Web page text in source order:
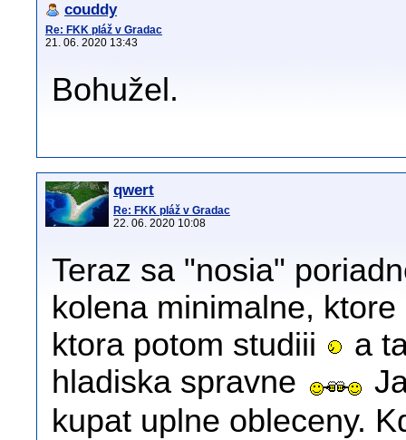
couddy
Re: FKK pláž v Gradac
21. 06. 2020 13:43
Bohužel.
qwert
Re: FKK pláž v Gradac
22. 06. 2020 10:08
Teraz sa "nosia"
kolena minimalne,
ktora potom studiii
a
hladiska spravne
kupat uplne obleceny.